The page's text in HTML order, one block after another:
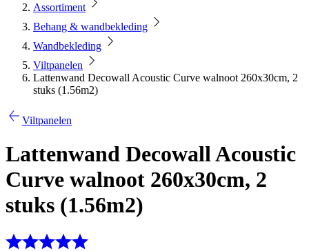
Assortiment
Behang & wandbekleding
Wandbekleding
Viltpanelen
Lattenwand Decowall Acoustic Curve walnoot 260x30cm, 2
stuks (1.56m2)
Viltpanelen
Lattenwand Decowall Acoustic
Curve walnoot 260x30cm, 2
stuks (1.56m2)